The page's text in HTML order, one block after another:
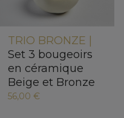
TRIO BRONZE |
Set 3 bougeoirs
en céramique
Beige et Bronze
56,00 €